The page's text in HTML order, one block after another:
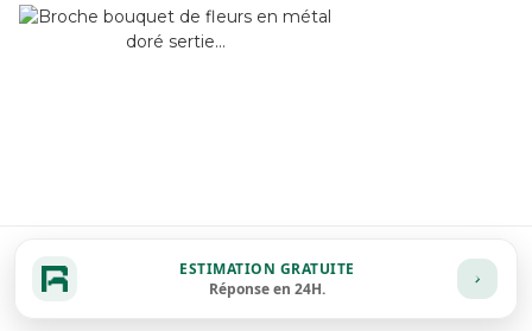
ESTIMATION GRATUITE
Réponse en 24H.